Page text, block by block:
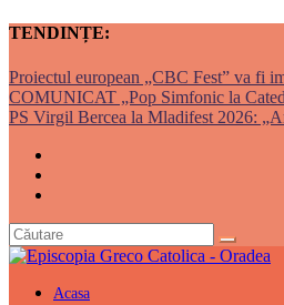
TENDINȚE:
Proiectul european „CBC Fest” va fi
COMUNICAT „Pop Simfonic la
PS Virgil Bercea la Mladifest 2026:
Acasa